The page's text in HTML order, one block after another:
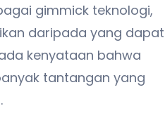
gimmick teknologi,
daripada yang dapat
kenyataan bahwa
tantangan yang